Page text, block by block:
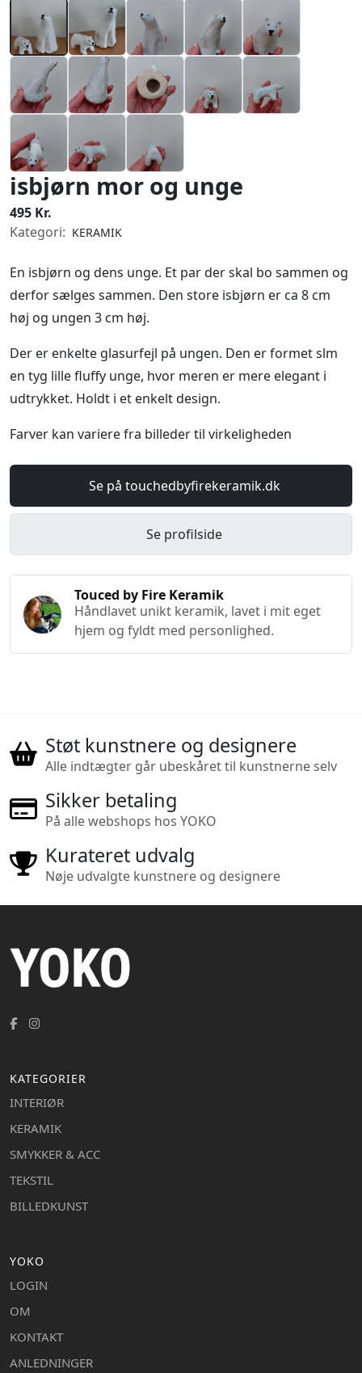
isbjørn mor og unge
495 Kr.
Kategori: KERAMIK
En isbjørn og dens unge. Et par der skal bo sammen og
derfor sælges sammen. Den store isbjørn er ca 8 cm
høj og ungen 3 cm høj.
Der er enkelte glasurfejl på ungen. Den er formet slm
en tyg lille fluffy unge, hvor meren er mere elegant i
udtrykket. Holdt i et enkelt design.
Farver kan variere fra billeder til virkeligheden
Se på touchedbyfirekeramik.dk
Se profilside
Touced by Fire Keramik
Håndlavet unikt keramik, lavet i mit eget
hjem og fyldt med personlighed.
Støt kunstnere og designere
Alle indtægter går ubeskåret til kunstnerne selv
Sikker betaling
På alle webshops hos YOKO
Kurateret udvalg
Nøje udvalgte kunstnere og designere
KATEGORIER
INTERIØR
KERAMIK
SMYKKER & ACC
TEKSTIL
BILLEDKUNST
YOKO
LOGIN
OM
KONTAKT
ANLEDNINGER